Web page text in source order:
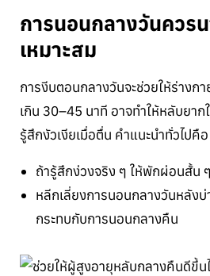
การนอนกลางวันควร
เหมาะสม
การงีบตอนกลางวันจะช่วยให้ร่างก
เกิน 30–45 นาที อาจทำให้หลับยาก
รู้สึกงัวเงียเมื่อตื่น คำแนะนำทั่วไปคือ
ถ้ารู้สึกง่วงจริง ๆ ให้พักผ่อนสั้น
หลีกเลี่ยงการนอนกลางวันหลังบ่
กระทบกับการนอนกลางคืน